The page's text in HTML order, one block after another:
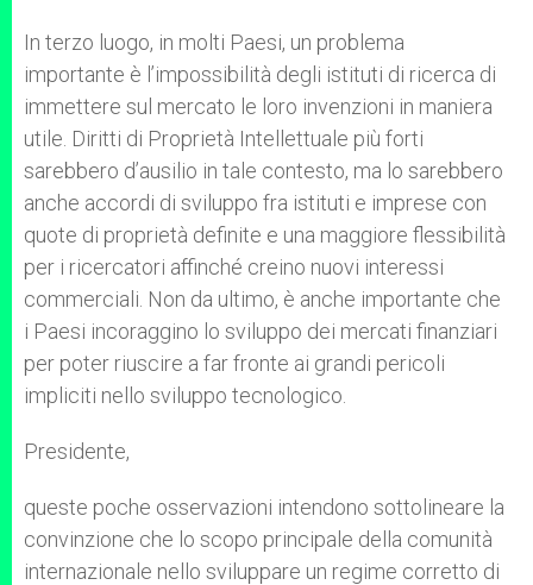
In terzo luogo, in molti Paesi, un problema
importante è l’impossibilità degli istituti di ricerca di
immettere sul mercato le loro invenzioni in maniera
utile. Diritti di Proprietà Intellettuale più forti
sarebbero d’ausilio in tale contesto, ma lo sarebbero
anche accordi di sviluppo fra istituti e imprese con
quote di proprietà definite e una maggiore flessibilità
per i ricercatori affinché creino nuovi interessi
commerciali. Non da ultimo, è anche importante che
i Paesi incoraggino lo sviluppo dei mercati finanziari
per poter riuscire a far fronte ai grandi pericoli
impliciti nello sviluppo tecnologico.
Presidente,
queste poche osservazioni intendono sottolineare la
convinzione che lo scopo principale della comunità
internazionale nello sviluppare un regime corretto di